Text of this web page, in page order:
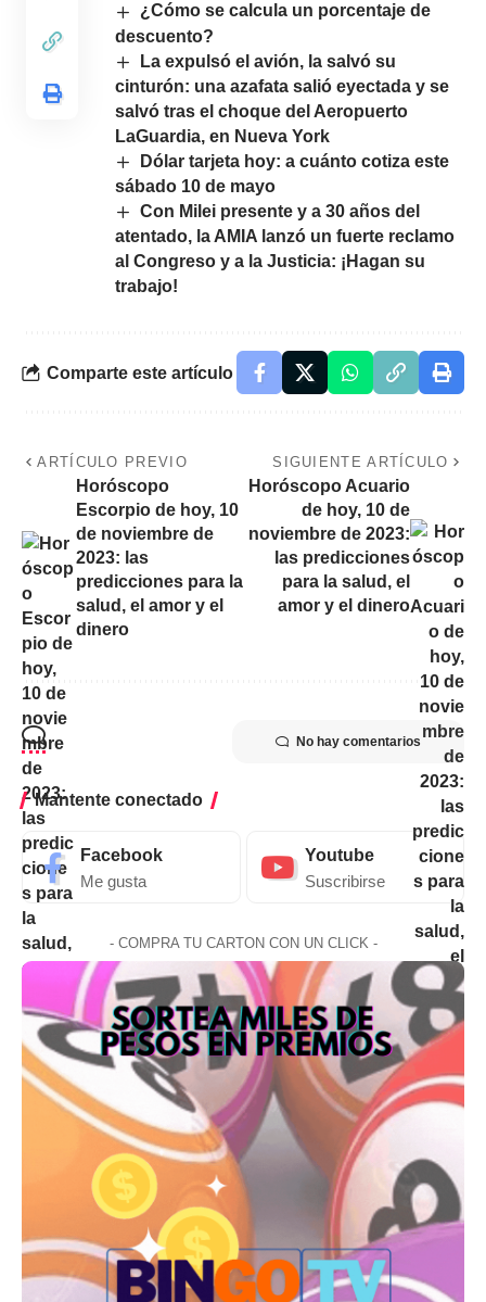
¿Cómo se calcula un porcentaje de
descuento?
La expulsó el avión, la salvó su
cinturón: una azafata salió eyectada y se
salvó tras el choque del Aeropuerto
LaGuardia, en Nueva York
Dólar tarjeta hoy: a cuánto cotiza este
sábado 10 de mayo
Con Milei presente y a 30 años del
atentado, la AMIA lanzó un fuerte reclamo
al Congreso y a la Justicia: ¡Hagan su
trabajo!
Comparte este artículo
ARTÍCULO PREVIO
Horóscopo
Escorpio de hoy, 10
de noviembre de
2023: las
predicciones para la
salud, el amor y el
dinero
SIGUIENTE ARTÍCULO
Horóscopo Acuario
de hoy, 10 de
noviembre de 2023:
las predicciones
para la salud, el
amor y el dinero
No hay comentarios
Mantente conectado
Facebook
Me gusta
Youtube
Suscribirse
- COMPRA TU CARTON CON UN CLICK -